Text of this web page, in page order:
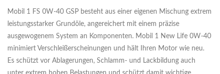
Mobil 1 FS 0W-40 GSP besteht aus einer eigenen Mischung extrem
leistungsstarker Grundöle, angereichert mit einem präzise
ausgewogenem System an Komponenten. Mobil 1 New Life 0W-40
minimiert Verschleißerscheinungen und hält Ihren Motor wie neu.
Es schützt vor Ablagerungen, Schlamm- und Lackbildung auch